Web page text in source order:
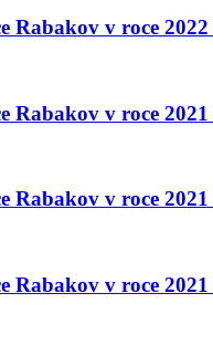
Rabakov v roce
Rabakov v roce
Rabakov v roce
Rabakov v roce